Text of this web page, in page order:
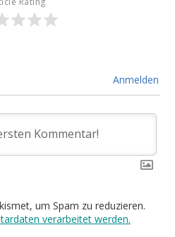
Anmelden
um Spam zu reduzieren.
verarbeitet werden.